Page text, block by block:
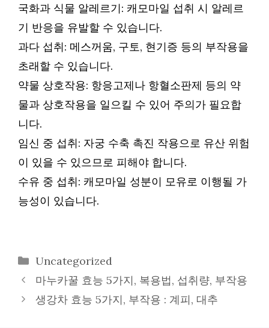
국화과 식물 알레르기: 캐모마일 섭취 시 알레르
기 반응을 유발할 수 있습니다.
과다 섭취: 메스꺼움, 구토, 현기증 등의 부작용을
초래할 수 있습니다.
약물 상호작용: 항응고제나 항혈소판제 등의 약
물과 상호작용을 일으킬 수 있어 주의가 필요합
니다.
임신 중 섭취: 자궁 수축 촉진 작용으로 유산 위험
이 있을 수 있으므로 피해야 합니다.
수유 중 섭취: 캐모마일 성분이 모유로 이행될 가
능성이 있습니다.
카
테
고
리
Uncategorized
마누카꿀 효능 5가지, 복용법, 섭취량, 부작용
생강차 효능 5가지, 부작용 : 계피, 대추